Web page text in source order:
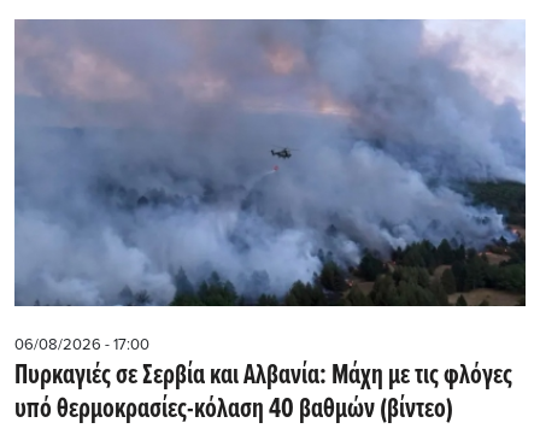
06/08/2026 - 17:00
Πυρκαγιές σε Σερβία και Αλβανία: Μάχη με τις φλόγες
υπό θερμοκρασίες-κόλαση 40 βαθμών (βίντεο)